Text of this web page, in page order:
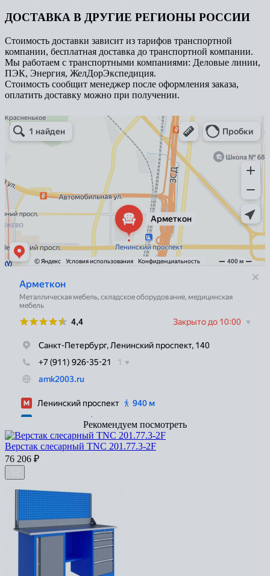
ДОСТАВКА В ДРУГИЕ РЕГИОНЫ РОССИИ
Стоимость доставки зависит из тарифов транспортной
компании, бесплатная доставка до транспортной компании.
Мы работаем с транспортными компаниями: Деловые линии,
ПЭК, Энергия, ЖелДорЭкспедиция.
Стоимость сообщит менеджер после оформления заказа,
оплатить доставку можно при получении.
Арметкон
Металлическая мебель в Санкт‑Петербурге
Торговое оборудование в Санкт‑Петербурге
Рекомендуем посмотреть
Верстак слесарный TNC 201.77.3-2F
76 206 ₽